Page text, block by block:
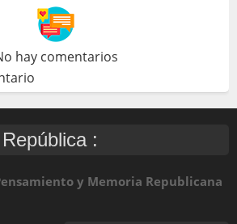
hay comentarios
:
y Memoria Republicana